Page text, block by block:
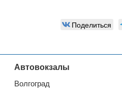
Поделиться
Автовокзалы
Волгоград